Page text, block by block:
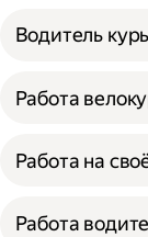
Водитель
Работа
Работа на
Работа